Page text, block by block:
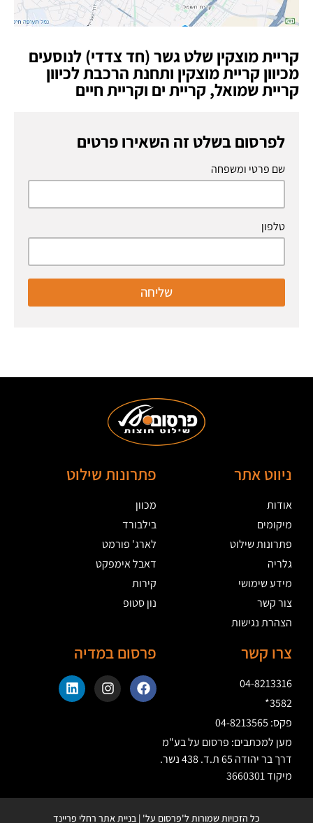
קריית מוצקין שלט גשר (חד צדדי) לנוסעים
מכיוון קריית מוצקין ותחנת הרכבת לכיוון
קריית שמואל, קריית ים וקריית חיים
לפרסום בשלט זה השאירו פרטים
שם פרטי ומשפחה
טלפון
שליחה
ניווט אתר
אודות
מיקומים
פתרונות שילוט
גלריה
מידע שימושי
צור קשר
הצהרת נגישות
פתרונות שילוט
מכוון
בילבורד
לארג' פורמט
דאבל אימפקט
קירות
נון סטופ
צרו קשר
04-8213316
3582*
פקס: 04-8213565
מען למכתבים: פרסום על בע"מ
דרך בר יהודה 65 ת.ד. 438 נשר.
מיקוד 3660301
פרסום במדיה
כל הזכויות שמורות ל'פרסום על' | בניית אתר רחלי פריינד